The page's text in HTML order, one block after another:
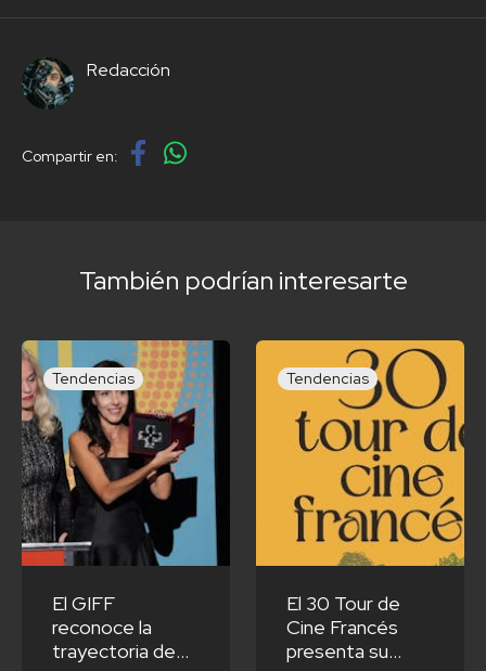
Redacción
Compartir en:
También podrían interesarte
Tendencias
El GIFF
reconoce la
trayectoria de
Tendencias
El 30 Tour de
Cine Francés
presenta su